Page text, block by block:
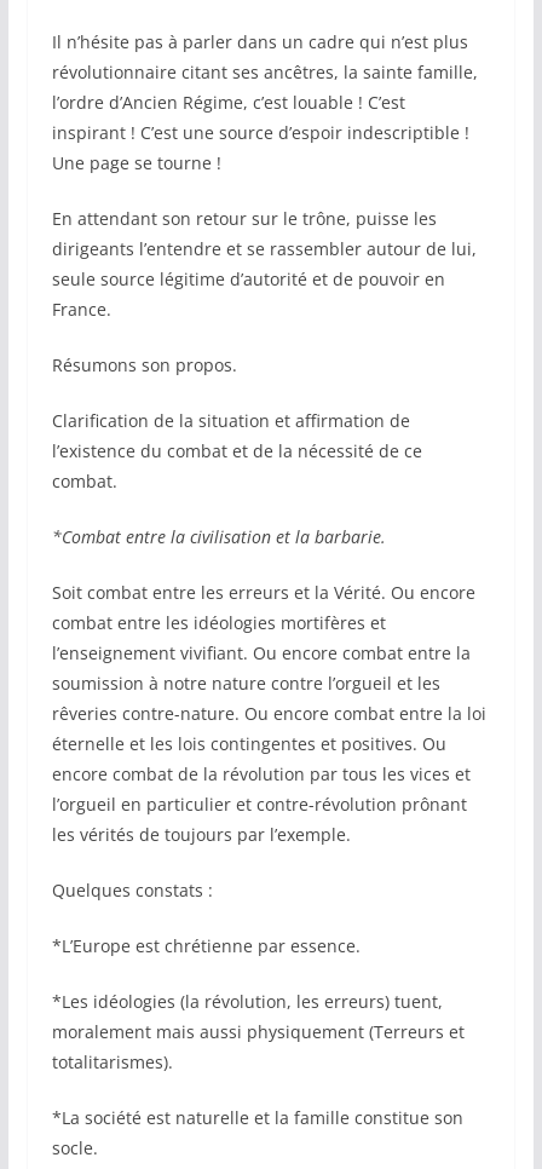
Il n’hésite pas à parler dans un cadre qui n’est plus
révolutionnaire citant ses ancêtres, la sainte famille,
l’ordre d’Ancien Régime, c’est louable ! C’est
inspirant ! C’est une source d’espoir indescriptible !
Une page se tourne !
En attendant son retour sur le trône, puisse les
dirigeants l’entendre et se rassembler autour de lui,
seule source légitime d’autorité et de pouvoir en
France.
Résumons son propos.
Clarification de la situation et affirmation de
l’existence du combat et de la nécessité de ce
combat.
*Combat entre la civilisation et la barbarie.
Soit combat entre les erreurs et la Vérité. Ou encore
combat entre les idéologies mortifères et
l’enseignement vivifiant. Ou encore combat entre la
soumission à notre nature contre l’orgueil et les
rêveries contre-nature. Ou encore combat entre la loi
éternelle et les lois contingentes et positives. Ou
encore combat de la révolution par tous les vices et
l’orgueil en particulier et contre-révolution prônant
les vérités de toujours par l’exemple.
Quelques constats :
*L’Europe est chrétienne par essence.
*Les idéologies (la révolution, les erreurs) tuent,
moralement mais aussi physiquement (Terreurs et
totalitarismes).
*La société est naturelle et la famille constitue son
socle.